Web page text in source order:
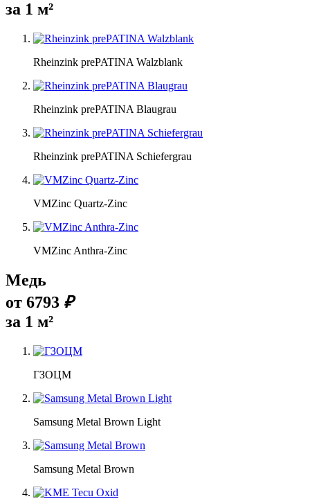
за 1 м²
Rheinzink prePATINA Walzblank
Rheinzink prePATINA Blaugrau
Rheinzink prePATINA Schiefergrau
VMZinc Quartz-Zinc
VMZinc Anthra-Zinc
Медь
от 6793 ₽
за 1 м²
ГЗОЦМ
Samsung Metal Brown Light
Samsung Metal Brown